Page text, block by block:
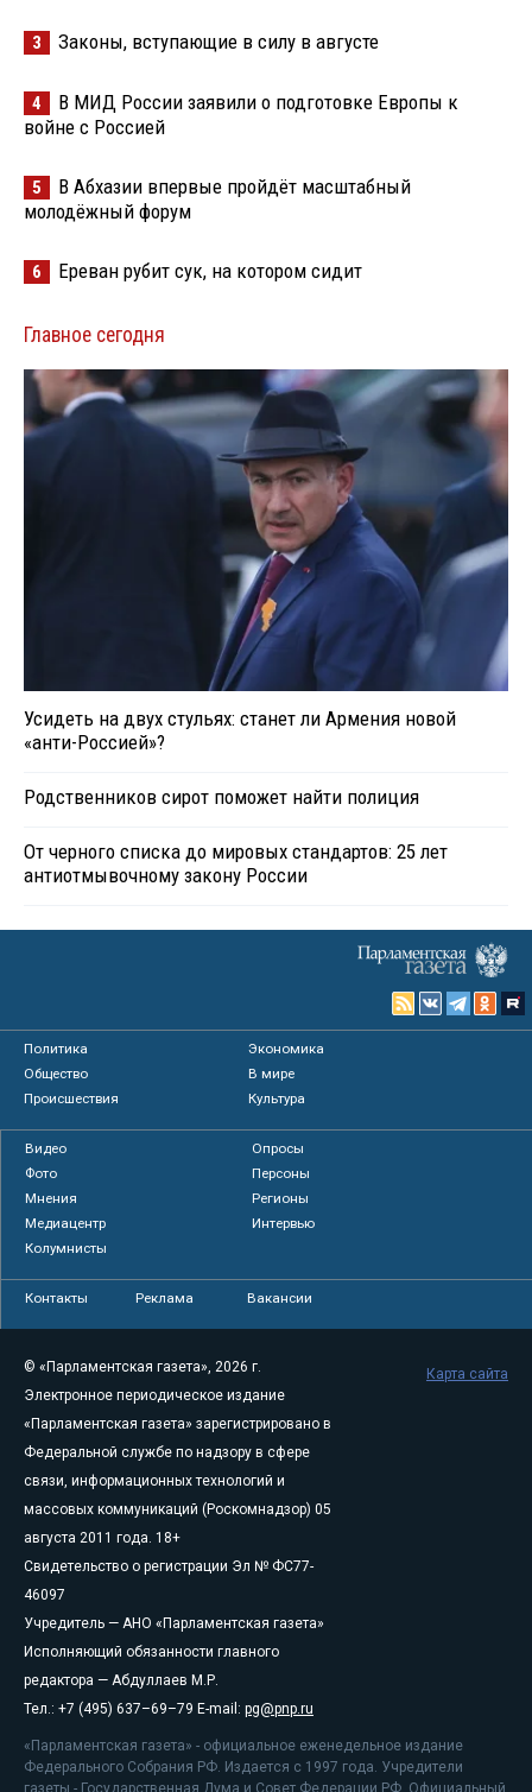
3 Законы, вступающие в силу в августе
4
В МИД России заявили о подготовке Европы к
войне с Россией
5
В Абхазии впервые пройдёт масштабный
молодёжный форум
6 Ереван рубит сук, на котором сидит
Главное сегодня
Усидеть на двух стульях: станет ли Армения новой
«анти-Россией»?
Родственников сирот поможет найти полиция
От черного списка до мировых стандартов: 25 лет
антиотмывочному закону России
Политика
Экономика
Общество
В мире
Происшествия
Культура
Видео
Опросы
Фото
Персоны
Мнения
Регионы
Медиацентр
Интервью
Колумнисты
Контакты Реклама Вакансии
© «Парламентская газета», 2026 г.
Электронное периодическое издание
«Парламентская газета» зарегистрировано в
Федеральной службе по надзору в сфере
связи, информационных технологий и
массовых коммуникаций (Роскомнадзор) 05
августа 2011 года. 18+
Свидетельство о регистрации Эл № ФС77-
46097
Учредитель — АНО «Парламентская газета»
Исполняющий обязанности главного
редактора — Абдуллаев М.Р.
Тел.: +7 (495) 637–69–79 E-mail: pg@pnp.ru
«Парламентская газета» - официальное еженедельное издание
Федерального Собрания РФ. Издается с 1997 года. Учредители
газеты - Государственная Дума и Совет Федерации РФ. Официальный
Карта сайта